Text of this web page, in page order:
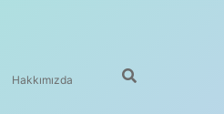
Hakkımızda